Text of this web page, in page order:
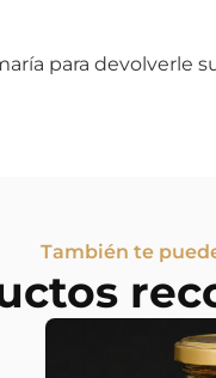
para devolverle
También te